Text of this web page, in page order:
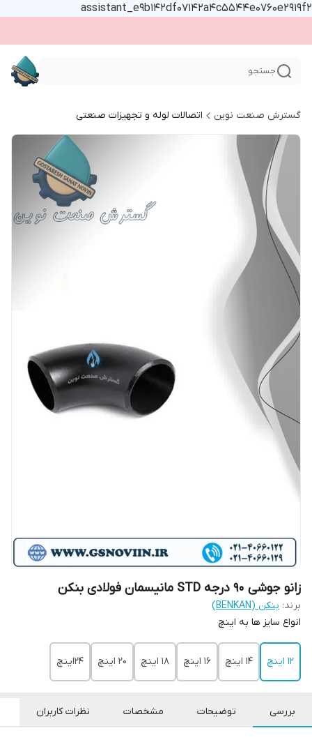
assistant_e9b142df07142a4c5544e0760e2919f2
جستجو
گسترش صنعت نوین اتصالات لوله و تجهیزات صنعتی
زانو جوشی 90 درجه STD مانیسمان فولادی بنکن
برند: بنکن (BENKAN)
انواع سایز ها به اینچ
12 اینچ 14 اینچ 16 اینچ 18 اینچ 20 اینچ 24اینچ
بررسی توضیحات مشخصات نظرات کاربران